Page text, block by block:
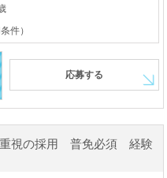
件）
応募する
視の採用 普免必須 経験